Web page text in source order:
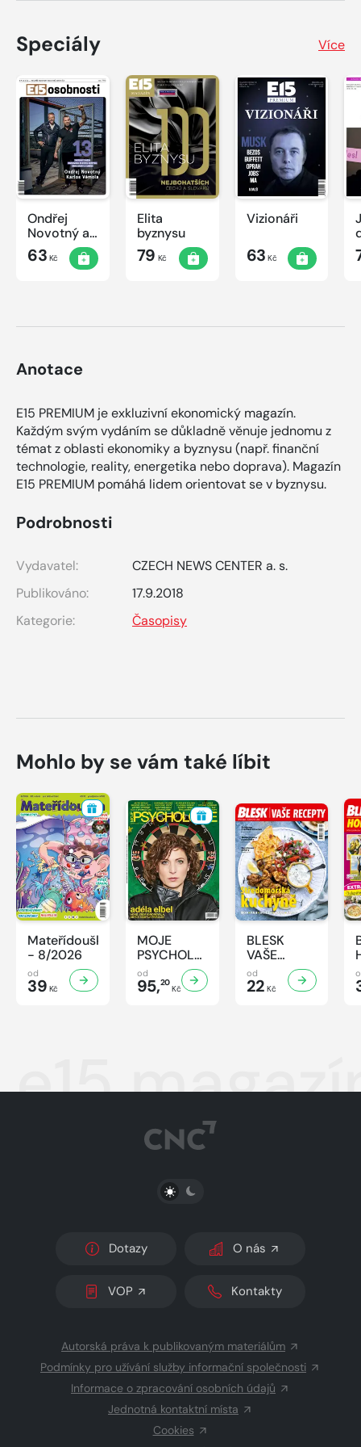
Speciály Více
Ondřej
Novotný a
Karlos
Vémola
63 Kč
Elita
byznysu
79 Kč
Vizionáři
63 Kč
Anotace
E15 PREMIUM je exkluzivní ekonomický magazín.
Každým svým vydáním se důkladně věnuje jednomu z
témat z oblasti ekonomiky a byznysu (např. finanční
technologie, reality, energetika nebo doprava). Magazín
E15 PREMIUM pomáhá lidem orientovat se v byznysu.
Podrobnosti
Vydavatel:
CZECH NEWS CENTER a. s.
Publikováno:
17.9.2018
Kategorie:
Časopisy
Mohlo by se vám také líbit
Mateřídouška
- 8/2026
od
39 Kč
MOJE
PSYCHOLOGIE
- 8/2026
od
95,20
Kč
BLESK
VAŠE
RECEPTY -
8/2026
od
22 Kč
e15
PŘEPNOUT SVĚTLÝ/TMAVÝ REŽIM
Dotazy O nás
VOP Kontakty
Autorská práva k publikovaným materiálům
Podmínky pro užívání služby informační společnosti
Informace o zpracování osobních údajů
Jednotná kontaktní místa
Cookies